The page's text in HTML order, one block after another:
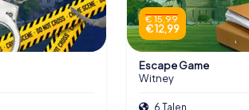
€ 15,99
€ 12,99
Escape Game
Witney
6 Talen